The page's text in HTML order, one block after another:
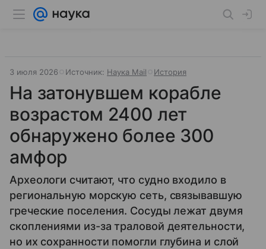
3 июля 2026 Источник: Наука Mail История
На затонувшем корабле
возрастом 2400 лет
обнаружено более 300
амфор
Археологи считают, что судно входило в
региональную морскую сеть, связывавшую
греческие поселения. Сосуды лежат двумя
скоплениями из-за траловой деятельности,
но их сохранности помогли глубина и слой